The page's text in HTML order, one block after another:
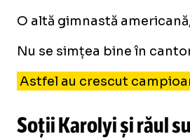
O altă gimnastă
Nu se simțea bine în
Astfel au crescut
Soții Karolyi și răul